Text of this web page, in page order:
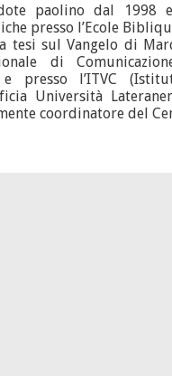
paolino dal 1998
presso l’Ecole
tesi sul Vangelo di
di
e presso l’ITVC
Università
coordinatore del